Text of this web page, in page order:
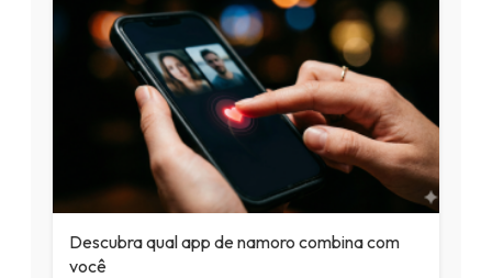
Descubra qual app de namoro combina com
você